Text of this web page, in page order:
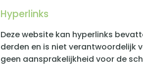
Hyperlinks
Deze website kan hyperlinks
derden en is niet verantwoordelijk
geen aansprakelijkheid voor de